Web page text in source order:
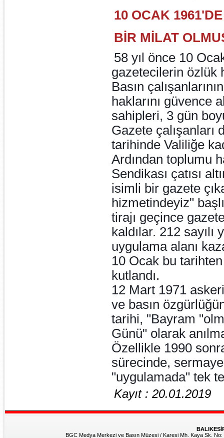
10 OCAK 1961'DE
BİR MİLAT
58 yıl önce 10
gazetecilerin özlük
Basın
haklarını güvence
sahipleri, 3 gün
Gazete çalışanları
tarihinde Valiliğe
Ardından toplumu
Sendikası çatısı
isimli bir gazete
hizmetindeyiz"
tirajı geçince
kaldılar. 212
uygulama alanı
10 Ocak bu
kutlandı.
12 Mart 1971
ve basın
tarihi, "Bayram
Günü" olarak
Özellikle 1990
sürecinde,
"uygulamada" tek
Kayıt : 20.01.2019
BGC Medya Merkezi ve Basın Müzesi / Karesi Mh. Kaya Sk.